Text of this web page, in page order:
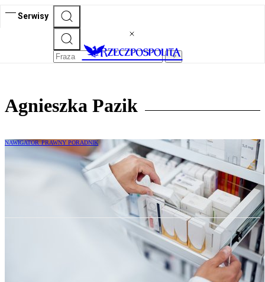
Serwisy
Agnieszka Pazik
NAWIGATOR PRAWNY PORADNIK
Implikacje regulacyjne UE dla opakowań
produktów leczniczych